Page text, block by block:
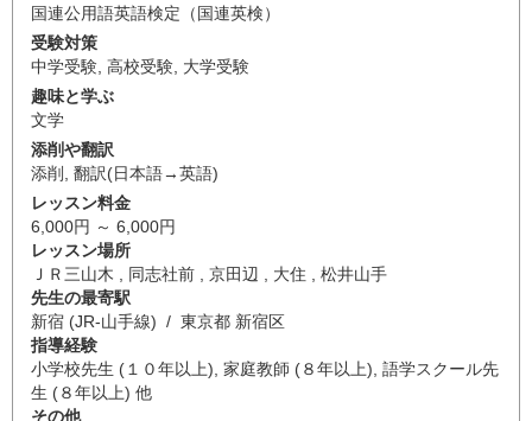
国連公用語英語検定（国連英検）
受験対策
中学受験 高校受験 大学受験
趣味と学ぶ
文学
添削や翻訳
添削
翻訳(日本語→英語)
レッスン料金
6,000円 ～ 6,000円
レッスン場所
ＪＲ三山木 , 同志社前 , 京田辺 , 大住 , 松井山手
先生の最寄駅
新宿 (JR-山手線) / 東京都 新宿区
指導経験
小学校先生 (１０年以上), 家庭教師 (８年以上), 語学スクール先
生 (８年以上) 他
その他